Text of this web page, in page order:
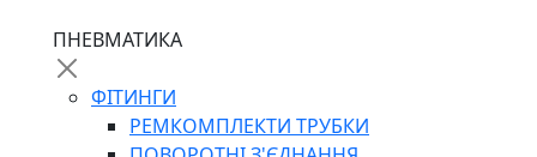
ПНЕВМАТИКА
ФІТИНГИ
РЕМКОМПЛЕКТИ ТРУБКИ